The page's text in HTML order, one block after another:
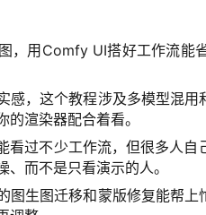
，用Comfy UI搭好工作流能
感，这个教程涉及多模型混
渲染器配合着看。
看过不少工作流，但很多人
而不是只看演示的人。
图生图迁移和蒙版修复能帮